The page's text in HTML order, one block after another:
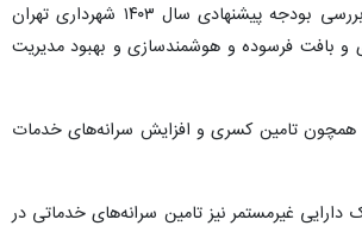
وی با اشاره به اینکه بودجه سالیانه با محوریت برنامه چهارم تحول و پیشرفت شهر تهران (۱۴۰۴-۱۴۰۱) تهیه و تدوین خواهد شد، افزود: در بررسی بودجه پیشنهادی سال ۱۴۰۳ شهرداری تهران
و بافت فرسوده و هوشمندسازی و بهبود مدیریت
همچون تامین کسری و افزایش سرانه‌های خدمات
پیشنهادی سال ۱۴۰۳ شهرداری تهران بوده و در بخش تملک دارایی غیرمستمر نیز تامین سرانه‌های خدماتی در